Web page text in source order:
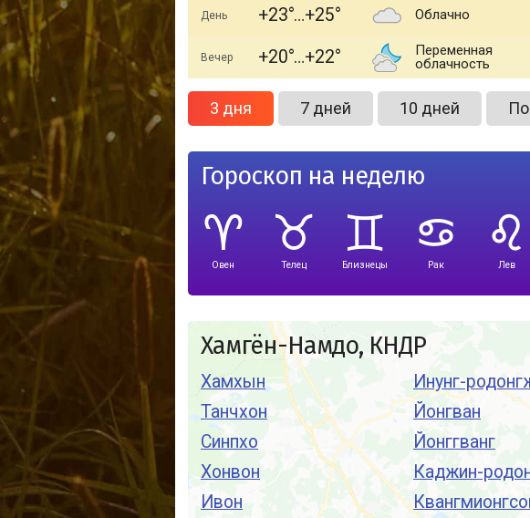
День +23 +25 Облачно
Вечер +20 +22
Переменная
облачность
3 дня 7 дней 10 дней
Гороскоп на неделю
Овен Телец Близнецы Рак Лев
Хамгён-Намдо, КНДР
Хамхын
Танчхон
Синпхо
Хонвон
Ивон
Инунг-
Йонгван
Йонггванг
Каджин-